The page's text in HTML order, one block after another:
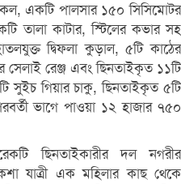
একটি পালসার ১৫০ সিসিমোটর
তালা কাটার, স্টিলের কভার সহ
দ্বিফলা কুড়াল, ৫টি কাঠের
সেলাই রেঞ্জ এবং ছিনতাইকৃত ১১টি
সুইচ গিয়ার চাকু, ছিনতাইকৃত ৫টি
ভাগে পাওয়া ১২ হাজার ৭৫০
ছিনতাইকারীর দল নগরীর
যাত্রী এক মহিলার কাছ থেকে